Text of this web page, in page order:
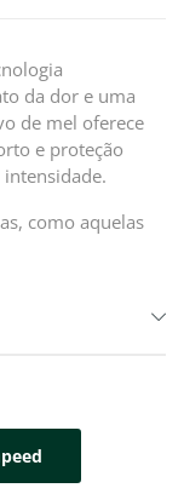
da dor e uma
de mel oferece
e proteção
como aquelas